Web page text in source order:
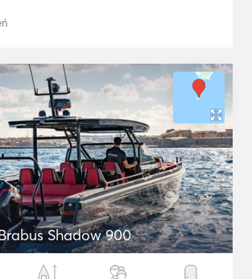
Shadow 900